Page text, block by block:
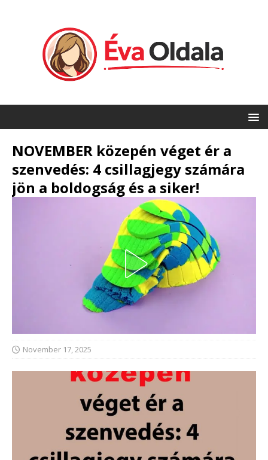
NOVEMBER közepén véget ér a
szenvedés: 4 csillagjegy számára
jön a boldogság és a siker!
November 17, 2025